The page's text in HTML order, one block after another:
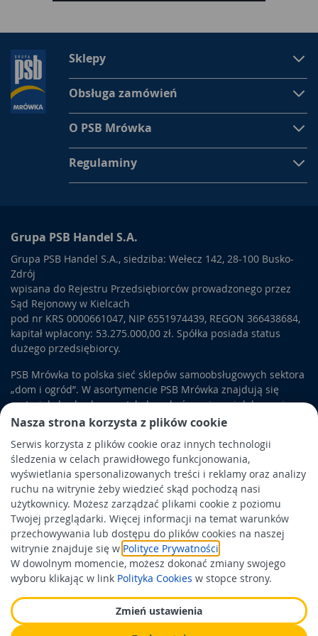
Nasza strona korzysta z plików cookie
Serwis korzysta z plików cookie oraz innych technologii
śledzenia w celach prawidłowego funkcjonowania,
wyświetlania spersonalizowanych treści i reklamy oraz analizy
ruchu na witrynie żeby wiedzieć skąd pochodzą nasi
użytkownicy. Możesz zarządzać plikami cookie z poziomu
Twojej przeglądarki. Więcej informacji na temat warunków
przechowywania lub dostępu do plików cookies na naszej
witrynie znajduje się w Polityce Prywatności
W dowolnym momencie, możesz dokonać zmiany swojego
wyboru klikając w link Polityka Cookies w stopce strony.
Zmień ustawienia
-Szybka instalacja i szeroka kompatybilność z drzwiami.
-Nowoczesny, elegancki wygląd.
Zadbaj o bezpieczeństwo swojego domu i wybierz
wkładkę Yale 600 - solidną, trwałą i odporną na
włamanie. To wybór, który łączy estetykę z technologią i
daje Ci pełną kontrolę nad dostępem do Twojej
przestrzeni.
Sklepy
Obsługa zamówień
O PSB Mrówka
Regulaminy
Grupa PSB Handel S.A.
Grupa PSB Handel S.A., siedziba: Wełecz 142, 28-100 Busko-
Zdrój
wpisana do Rejestru Przedsiębiorców prowadzonego przez
Sąd Rejonowy w Kielcach
pod nr KRS 0000661047, NIP 6551974439, REGON 366438684,
kapitał wpłacony: 53.275.000,00 zł. Spółka posiada status
dużego przedsiębiorcy.
PSB Mrówka to polska sieć sklepów samoobsługowych sektora
„dom i ogród”. W asortymencie PSB Mrówka znajdują się
materiały budowlane, artykuły wykończeniowe i dekoracyjne,
wyposażenie łazienek i kuchni, elektronarzędzia, a także
artykuły związane z ogrodem i otoczeniem domu.
Obowiązek informacyjny
Polityka prywatności
Polityka Cookies
Odbiór zużytego sprzętu
Wspierają nas: